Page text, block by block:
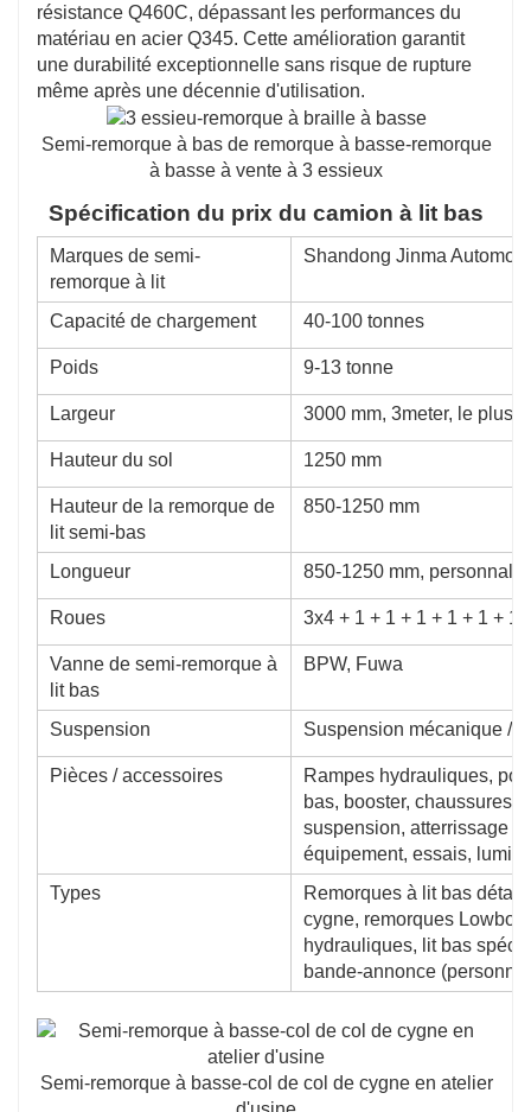
résistance Q460C, dépassant les performances du
matériau en acier Q345. Cette amélioration garantit
une durabilité exceptionnelle sans risque de rupture
même après une décennie d'utilisation.
Semi-remorque à bas de remorque à basse-remorque
à basse à vente à 3 essieux
Spécification du prix du camion à lit bas
Marques de semi-
remorque à lit
Shandong Jinma
Capacité de chargement 40-100 tonnes
Poids 9-13 tonne
Largeur 3000 mm, 3meter, le plus
Hauteur du sol 1250 mm
Hauteur de la remorque de
lit semi-bas
850-1250 mm
Longueur 850-1250 mm,
Roues 3x4 + 1 + 1 + 1 + 1 + 1 + 1
Vanne de semi-remorque à
lit bas
BPW, Fuwa
Suspension Suspension mécanique /
Pièces / accessoires
Rampes hydrauliques,
bas, booster, chaussures
suspension, atterrissage
équipement, essais,
Types
Remorques à lit bas
cygne, remorques
hydrauliques, lit bas
bande-annonce
Semi-remorque à basse-col de col de cygne en atelier